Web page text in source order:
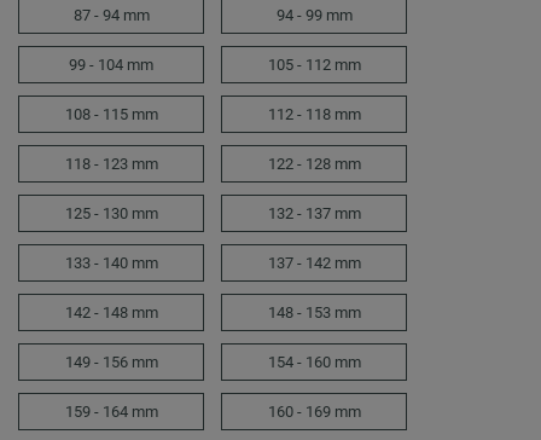
87 - 94 mm 94 - 99 mm
99 - 104 mm 105 - 112 mm
108 - 115 mm 112 - 118 mm
118 - 123 mm 122 - 128 mm
125 - 130 mm 132 - 137 mm
133 - 140 mm 137 - 142 mm
142 - 148 mm 148 - 153 mm
149 - 156 mm 154 - 160 mm
159 - 164 mm 160 - 169 mm